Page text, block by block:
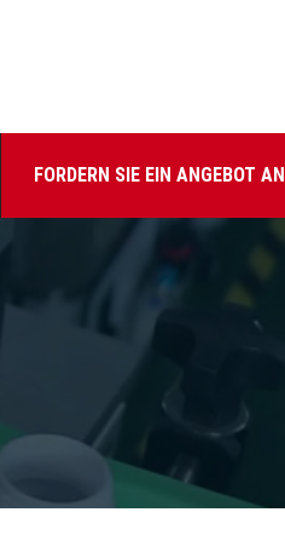
FORDERN SIE EIN ANGEBOT AN